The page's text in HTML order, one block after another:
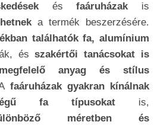
ésfaáruházak is
a termék beszerzésére.
találhatók fa, alumínium
ésszakértői tanácsokat is
megfelelő anyag és stílus
faáruházak gyakran kínálnak
fa típusokat is,
méretben és